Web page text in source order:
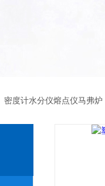
密度计水分仪熔点仪马弗炉